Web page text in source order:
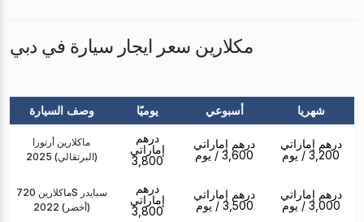
مكلارين سعر ايجار سيارة في دبي
وصف السيارة يوميًا أسبوعي شهريا
ماكلارين أرتورا
(البرتقالي) 2025
درهم
إماراتي
3,800
درهم إماراتي
3,600 / يوم
درهم إماراتي
3,200 / يوم
ماكلارين 720S سبايدر
(أخضر) 2022
درهم
إماراتي
3,800
درهم إماراتي
3,500 / يوم
درهم إماراتي
3,000 / يوم